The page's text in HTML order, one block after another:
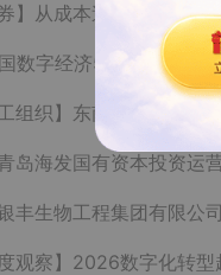
】 从成本追赶到数字化
数字经济50人论坛】
组织】 东南亚技术职业
岛海发国有资本投资运
丰生物工程集团有限公
观察】 2026数字化转型